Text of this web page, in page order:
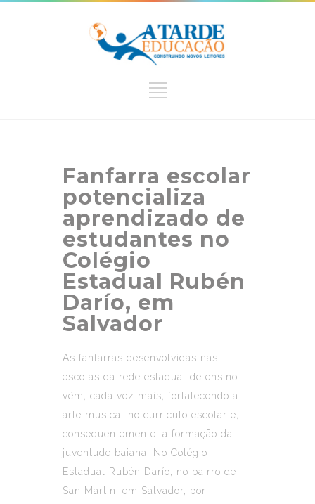
Fanfarra escolar
potencializa
aprendizado de
estudantes no
Colégio
Estadual Rubén
Darío, em
Salvador
As fanfarras desenvolvidas nas
escolas da rede estadual de ensino
vêm, cada vez mais, fortalecendo a
arte musical no currículo escolar e,
consequentemente, a formação da
juventude baiana. No Colégio
Estadual Rubén Darío, no bairro de
San Martin, em Salvador, por